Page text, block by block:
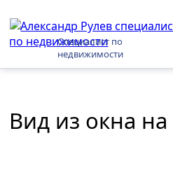
Специалист по
недвижимости
Вид из окна